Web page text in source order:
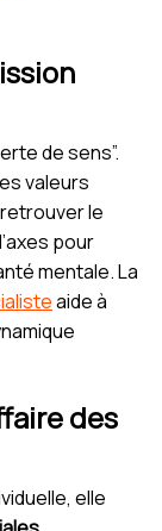
de sens”.
valeurs
le
pour
mentale. La
aide à
des
elle